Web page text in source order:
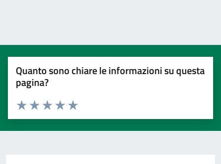
Quanto sono chiare le informazioni su questa
pagina?
Valuta 5 stelle su 5
Valuta 4 stelle su 5
Valuta 3 stelle su 5
Valuta 2 stelle su 5
Valuta 1 stelle su 5